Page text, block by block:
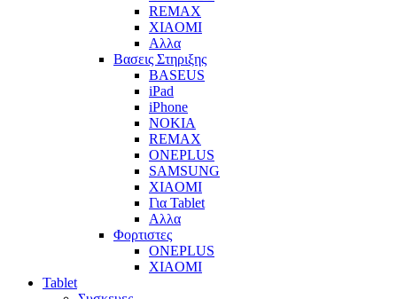
REMAX
XIAOMI
Αλλα
Βασεις Στηριξης
BASEUS
iPad
iPhone
NOKIA
REMAX
ONEPLUS
SAMSUNG
XIAOMI
Για Tablet
Αλλα
Φορτιστες
ONEPLUS
XIAOMI
Tablet